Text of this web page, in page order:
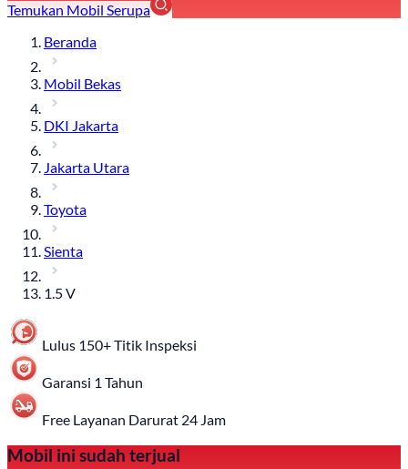
Temukan Mobil Serupa
Beranda
Mobil Bekas
DKI Jakarta
Jakarta Utara
Toyota
Sienta
1.5 V
Lulus 150+ Titik Inspeksi
Garansi 1 Tahun
Free Layanan Darurat 24 Jam
Mobil ini sudah terjual